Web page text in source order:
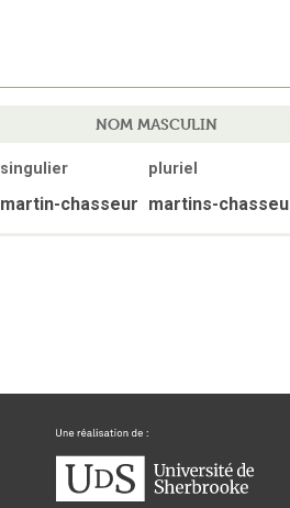
NOM MASCULIN
singulier pluriel
martin-chasseur martins-